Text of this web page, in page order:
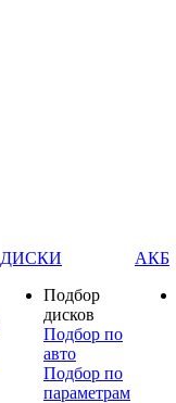
ДИСКИ
Подбор
дисков
Подбор по
авто
Подбор по
параметрам
АКБ